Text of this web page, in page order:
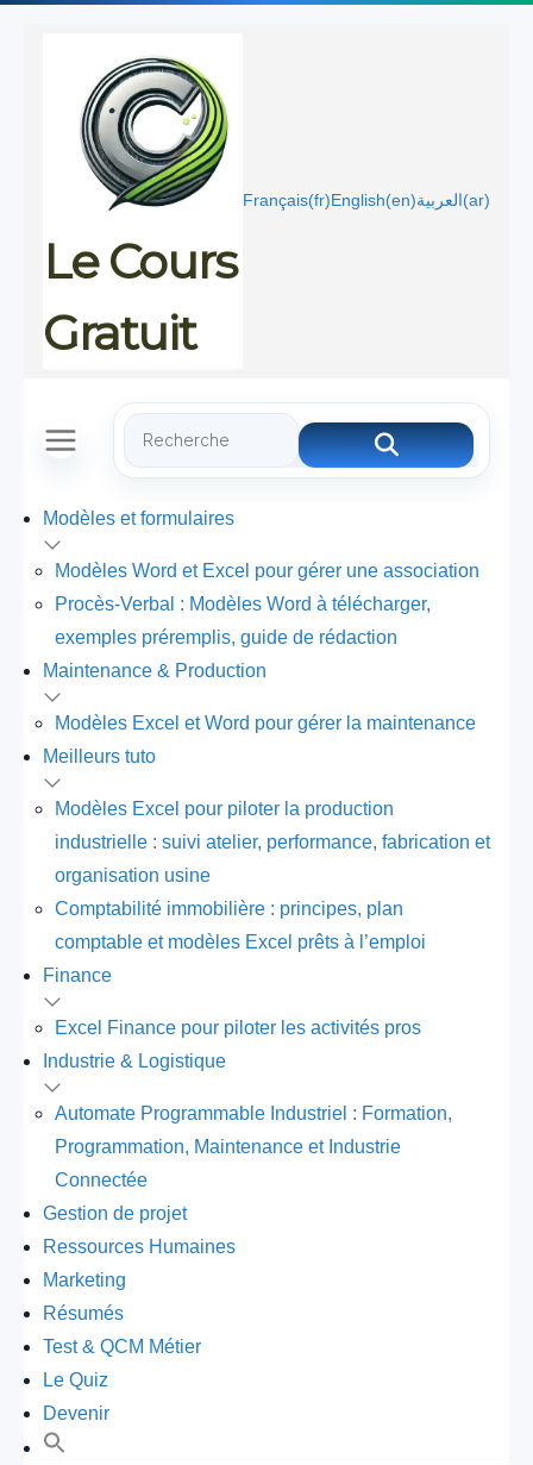
Le Cours
Gratuit
Français(fr)English(en)العربية(ar)
Modèles et formulaires
Modèles Word et Excel pour gérer une association
Procès-Verbal : Modèles Word à télécharger,
exemples préremplis, guide de rédaction
Maintenance & Production
Modèles Excel et Word pour gérer la maintenance
Meilleurs tuto
Modèles Excel pour piloter la production
industrielle : suivi atelier, performance, fabrication et
organisation usine
Comptabilité immobilière : principes, plan
comptable et modèles Excel prêts à l’emploi
Finance
Excel Finance pour piloter les activités pros
Industrie & Logistique
Automate Programmable Industriel : Formation,
Programmation, Maintenance et Industrie
Connectée
Gestion de projet
Ressources Humaines
Marketing
Résumés
Test & QCM Métier
Le Quiz
Devenir